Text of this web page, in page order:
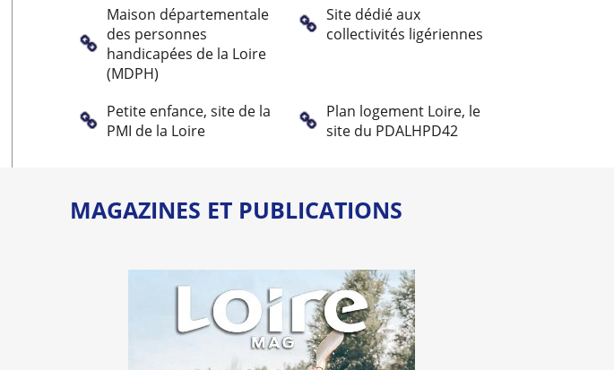
Maison départementale
des personnes
handicapées de la Loire
(MDPH)
Site dédié aux
collectivités ligériennes
Petite enfance, site de la
PMI de la Loire
Plan logement Loire, le
site du PDALHPD42
MAGAZINES ET PUBLICATIONS